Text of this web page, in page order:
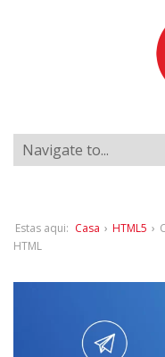
Estas aqui: Casa › HTML5 ›
HTML